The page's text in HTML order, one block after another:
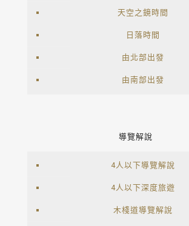
天空之鏡時間
日落時間
由北部出發
由南部出發
導覽解說
4人以下導覽解說
4人以下深度旅遊
木棧道導覽解說